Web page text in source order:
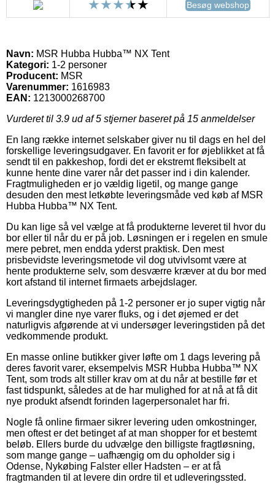
Besøg webshop
Navn: MSR Hubba Hubba™ NX Tent
Kategori: 1-2 personer
Producent: MSR
Varenummer: 1616983
EAN: 1213000268700
Vurderet til 3.9 ud af 5 stjerner baseret på 15 anmeldelser
En lang række internet selskaber giver nu til dags en hel del
forskellige leveringsudgaver. En favorit er for øjeblikket at få
sendt til en pakkeshop, fordi det er ekstremt fleksibelt at
kunne hente dine varer når det passer ind i din kalender.
Fragtmuligheden er jo vældig ligetil, og mange gange
desuden den mest letkøbte leveringsmåde ved køb af MSR
Hubba Hubba™ NX Tent.
Du kan lige så vel vælge at få produkterne leveret til hvor du
bor eller til når du er på job. Løsningen er i regelen en smule
mere pebret, men endda yderst praktisk. Den mest
prisbevidste leveringsmetode vil dog utvivlsomt være at
hente produkterne selv, som desværre kræver at du bor med
kort afstand til internet firmaets arbejdslager.
Leveringsdygtigheden på 1-2 personer er jo super vigtig når
vi mangler dine nye varer fluks, og i det øjemed er det
naturligvis afgørende at vi undersøger leveringstiden på det
vedkommende produkt.
En masse online butikker giver løfte om 1 dags levering på
deres favorit varer, eksempelvis MSR Hubba Hubba™ NX
Tent, som trods alt stiller krav om at du når at bestille før et
fast tidspunkt, således at de har mulighed for at nå at få dit
nye produkt afsendt forinden lagerpersonalet har fri.
Nogle få online firmaer sikrer levering uden omkostninger,
men oftest er det betinget af at man shopper for et bestemt
beløb. Ellers burde du udvælge den billigste fragtløsning,
som mange gange – uafhængig om du opholder sig i
Odense, Nykøbing Falster eller Hadsten – er at få
fragtmanden til at levere din ordre til et udleveringssted.